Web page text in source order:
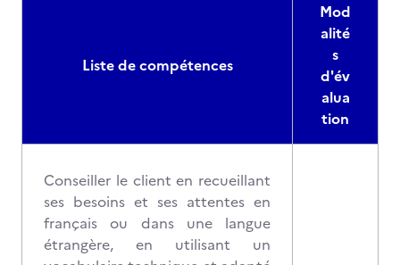
Liste de compétences
Mod
alité
s
d'év
alua
tion
Conseiller le client en recueillant
ses besoins et ses attentes en
français ou dans une langue
étrangère, en utilisant un